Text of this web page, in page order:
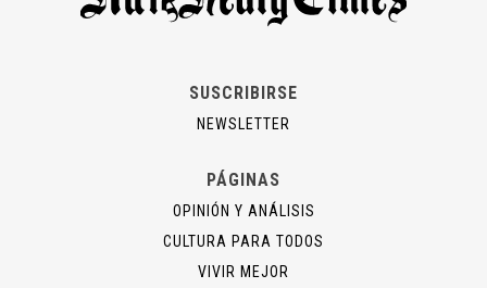
SUSCRIBIRSE
NEWSLETTER
PÁGINAS
OPINIÓN Y ANÁLISIS
CULTURA PARA TODOS
VIVIR MEJOR